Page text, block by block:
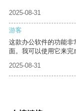
2025-08-31
游客
这款办公软件的功能
面。我可以使用它来完
2025-08-31